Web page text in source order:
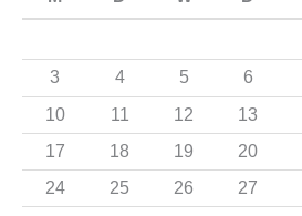
a
r
:
3
4 5 6
10
11 12 13
17
18 19 20
24
25 26 27